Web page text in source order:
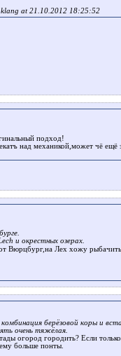
klang at 21.10.2012 18:25:52
подход!
над механикой,может чё ещё
и окрестных озерах.
Вюрцбург,на Лех хожу
берёзовой коры и
очень тяжёлая.
огород городить? Если
больше понты.